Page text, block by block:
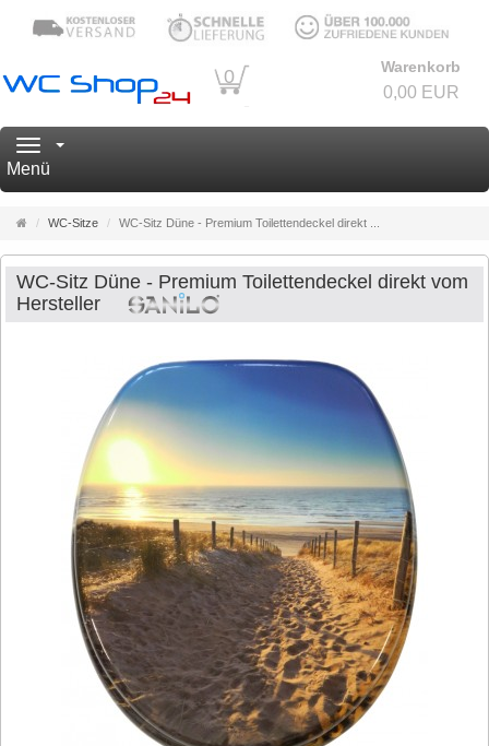
0 Warenkorb
0,00 EUR
Navigation
Menü
Startseite
WC-Sitze WC-Sitz Düne - Premium Toilettendeckel direkt ...
WC-Sitz Düne - Premium Toilettendeckel direkt vom
Hersteller